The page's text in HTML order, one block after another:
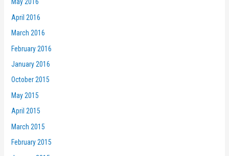
April 2016
March 2016
February 2016
January 2016
October 2015
May 2015
April 2015
March 2015
February 2015